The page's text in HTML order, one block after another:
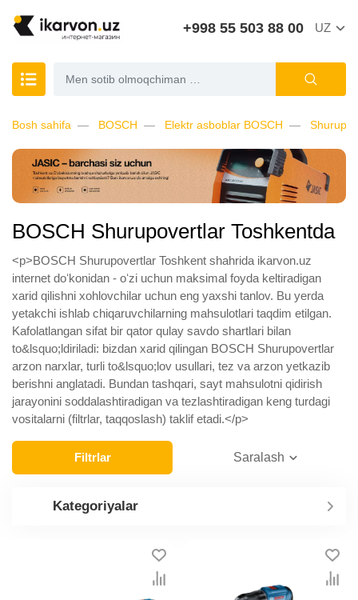
+998 55 503 88 00 UZ
Bosh sahifa BOSCH Elektr asboblar BOSCH
BOSCH Shurupovertlar Toshkentda
<p>BOSCH Shurupovertlar Toshkent shahrida ikarvon.uz
internet doʻkonidan - oʻzi uchun maksimal foyda keltiradigan
xarid qilishni xohlovchilar uchun eng yaxshi tanlov. Bu yerda
yetakchi ishlab chiqaruvchilarning mahsulotlari taqdim etilgan.
Kafolatlangan sifat bir qator qulay savdo shartlari bilan
to&lsquo;ldiriladi: bizdan xarid qilingan BOSCH Shurupovertlar
arzon narxlar, turli to&lsquo;lov usullari, tez va arzon yetkazib
berishni anglatadi. Bundan tashqari, sayt mahsulotni qidirish
jarayonini soddalashtiradigan va tezlashtiradigan keng turdagi
vositalarni (filtrlar, taqqoslash) taklif etadi.</p>
Filtrlar Saralash
Kategoriyalar